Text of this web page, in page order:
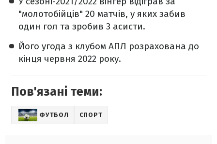
"молотобійців" 20 матчів, у яких забив
один гол та зробив 3 асисти.
Його угода з клубом АПЛ розрахована до
кінця червня 2022 року.
Пов'язані теми:
ФУТБОЛ СПОРТ